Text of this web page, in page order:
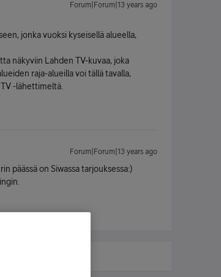
Forum|Forum|13 years ago
jonka vuoksi kyseisellä alueella,
näkyviin Lahden TV-kuvaa, joka
raja-alueilla voi tällä tavalla,
-lähettimeltä.
Forum|Forum|13 years ago
päässä on Siwassa tarjouksessa:)